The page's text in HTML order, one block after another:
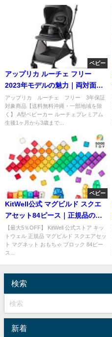
ベビー
アップリカ ルーチェ フリー
2023年モデルの魅力｜両対面A
型ベビーカー徹底解説
アップリカ ルーチェ フリー 3年保証
対象商品【送料無料沖縄・一部地域を除
く】 A型ベビーカー ルーチェプレミアム
生後1ヶ月から3歳まで...
ベビー
KitWell公式 マグビルド スクエ
アセット84ピース｜正規品の人
気マグネット知育玩具
【最大5％OFF】 KitWell 公式ストア キッ
トウェル 正規品 マグビルド スクエアセッ
ト マグネット おもちゃ ブロック 84ピー
ス...
検索
新着